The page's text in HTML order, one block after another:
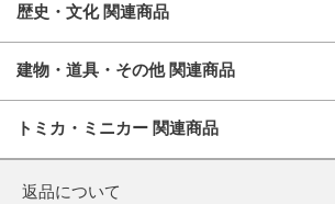
歴史・文化 関連商品
建物・道具・その他 関連商品
トミカ・ミニカー 関連商品
返品について